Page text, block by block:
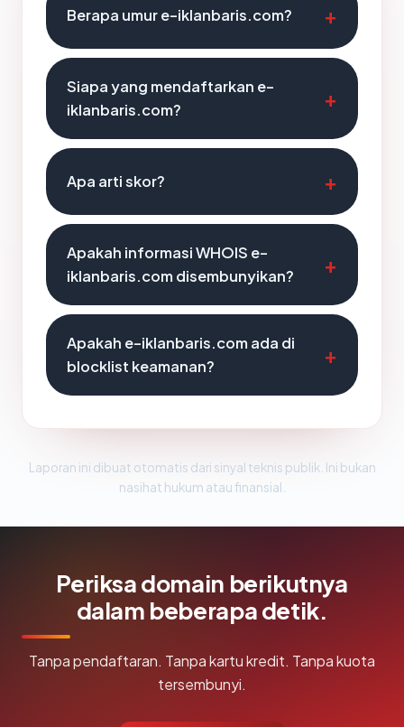
Berapa umur e-iklanbaris.com?
Siapa yang mendaftarkan e-
iklanbaris.com?
Apa arti skor?
Apakah informasi WHOIS e-
iklanbaris.com disembunyikan?
Apakah e-iklanbaris.com ada di
blocklist keamanan?
Laporan ini dibuat otomatis dari sinyal teknis publik. Ini bukan
nasihat hukum atau finansial.
Periksa domain berikutnya
dalam beberapa detik.
Tanpa pendaftaran. Tanpa kartu kredit. Tanpa kuota
tersembunyi.